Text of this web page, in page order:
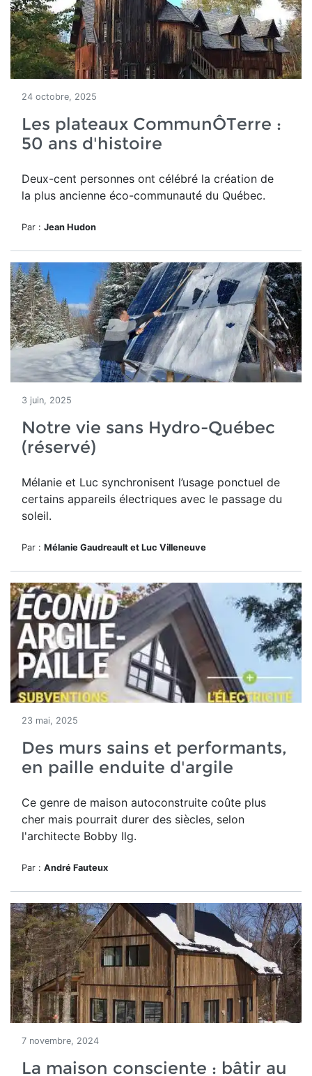
24 octobre, 2025
Les plateaux CommunÔTerre :
50 ans d'histoire
Deux-cent personnes ont célébré la création de
la plus ancienne éco-communauté du Québec.
Par : Jean Hudon
3 juin, 2025
Notre vie sans Hydro-Québec
(réservé)
Mélanie et Luc synchronisent l’usage ponctuel de
certains appareils électriques avec le passage du
soleil.
Par : Mélanie Gaudreault et Luc Villeneuve
23 mai, 2025
Des murs sains et performants,
en paille enduite d'argile
Ce genre de maison autoconstruite coûte plus
cher mais pourrait durer des siècles, selon
l'architecte Bobby Ilg.
Par : André Fauteux
7 novembre, 2024
La maison consciente : bâtir au